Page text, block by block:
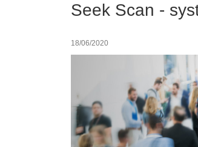
Seek Scan -
18/06/2020